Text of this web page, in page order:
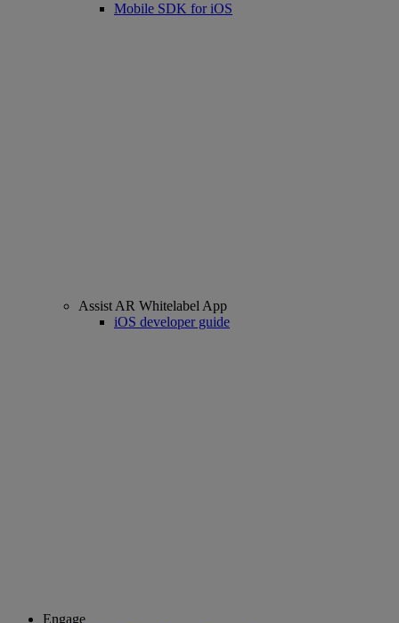
Mobile SDK for iOS
Assist AR Whitelabel App
iOS developer guide
Engage